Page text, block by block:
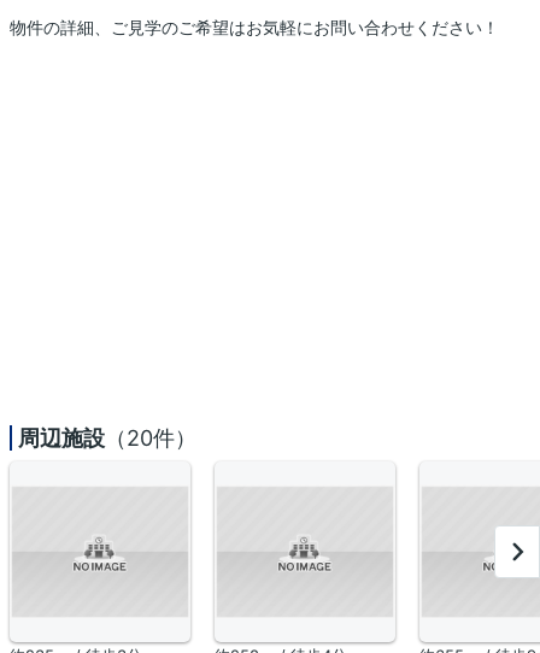
物件の詳細、ご見学のご希望はお気軽にお問い合わせください！
周辺施設 （20件）